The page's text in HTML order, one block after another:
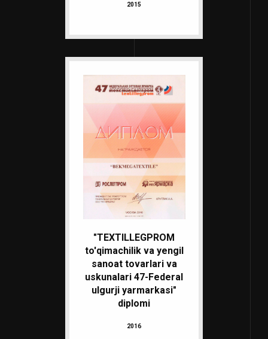
2015
"TEXTILLEGPROM
to'qimachilik va yengil
sanoat tovarlari va
uskunalari 47-Federal
ulgurji yarmarkasi"
diplomi
2016